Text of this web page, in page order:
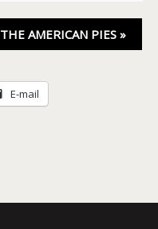
THE AMERICAN PIES »
E-mail